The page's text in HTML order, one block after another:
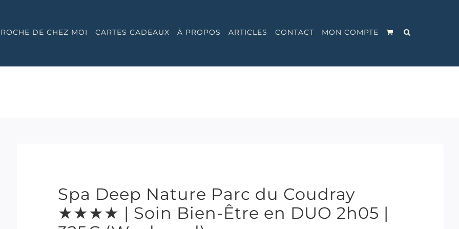
DE CHEZ MOI CARTES CADEAUX À PROPOS ARTICLES CONTACT MON COMPTE
Spa Deep Nature Parc du Coudray
★★★★ | Soin Bien-Être en DUO 2h05 |